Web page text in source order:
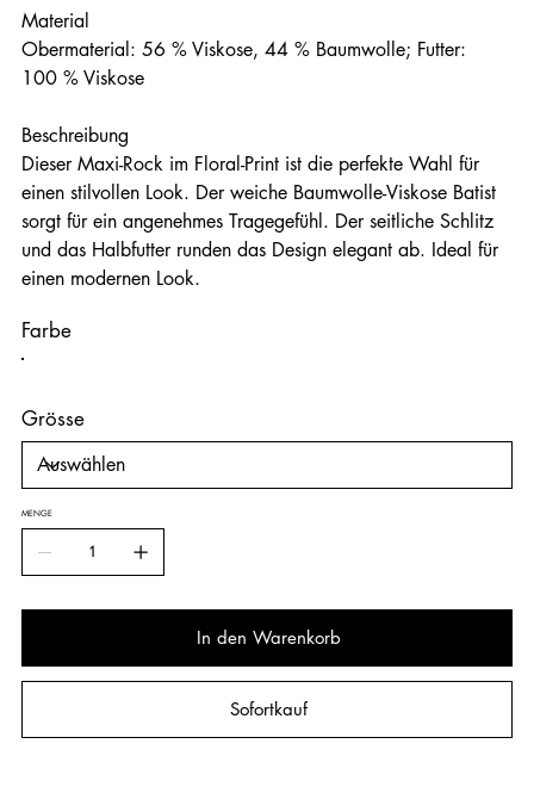
Material
Obermaterial: 56 % Viskose, 44 % Baumwolle; Futter:
100 % Viskose
Beschreibung
Dieser Maxi-Rock im Floral-Print ist die perfekte Wahl für
einen stilvollen Look. Der weiche Baumwolle-Viskose Batist
sorgt für ein angenehmes Tragegefühl. Der seitliche Schlitz
und das Halbfutter runden das Design elegant ab. Ideal für
einen modernen Look.
Farbe
Grösse
MENGE
In den Warenkorb
Sofortkauf